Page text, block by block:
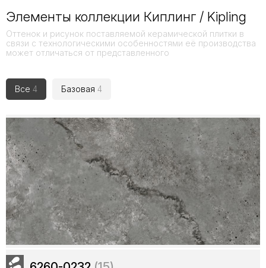
Элементы коллекции Киплинг / Kipling
Оттенок и рисунок поставляемой керамической плитки в
связи с технологическими особенностями её производства
может отличаться от представленного
Все 4 Базовая 4